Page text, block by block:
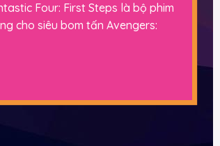
Four: First Steps là bộ phim
cho siêu bom tấn Avengers: